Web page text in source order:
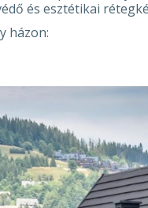
és esztétikai
házon: